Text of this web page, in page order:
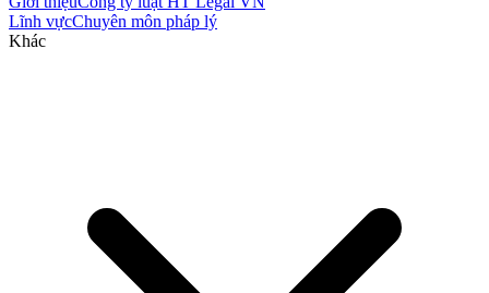
Lĩnh vựcChuyên môn pháp lý
Khác